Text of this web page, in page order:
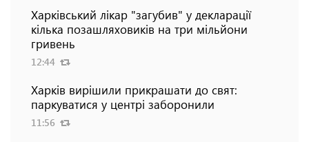
Харківський лікар "загубив" у декларації
кілька позашляховиків на три мільйони
гривень
12:44
Харків вирішили прикрашати до свят:
паркуватися у центрі заборонили
11:56